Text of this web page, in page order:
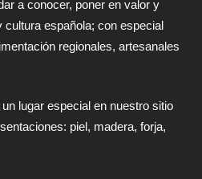
a conocer, poner en valor y
española; con especial
regionales, artesanales
lugar especial en nuestro sitio
piel, madera, forja,